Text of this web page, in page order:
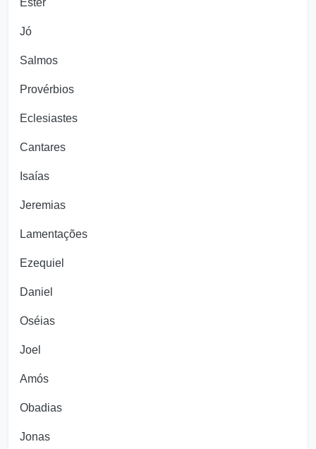
Ester
Jó
Salmos
Provérbios
Eclesiastes
Cantares
Isaías
Jeremias
Lamentações
Ezequiel
Daniel
Oséias
Joel
Amós
Obadias
Jonas